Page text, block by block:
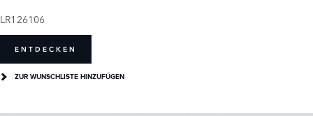
LR126106
ENTDECKEN
ZUR WUNSCHLISTE HINZUFÜGEN